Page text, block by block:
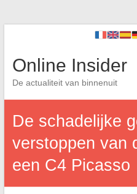
Online Insider
De actualiteit van binnenuit
De schadelijke
verstoppen van
een C4 Picasso